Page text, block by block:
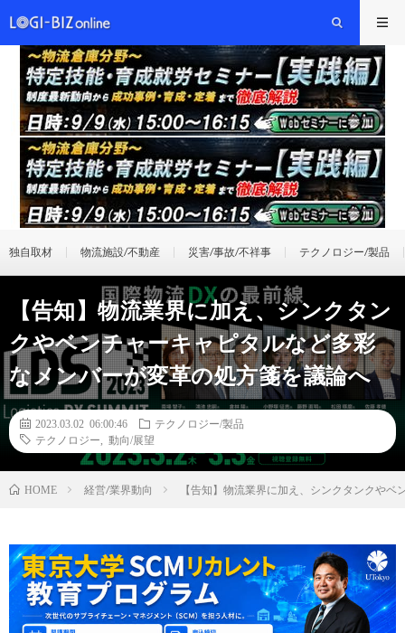
独自取材 物流施設/不動産 災害/事故/不祥事 テクノロジー/製品
【告知】物流業界に加え、シンクタン
クやベンチャーキャピタルなど多彩
なメンバーが変革の処方箋を議論へ
2023.03.02 06:00:46
テクノロジー/製品
テクノロジー
動向/展望
HOME 経営/業界動向 【告知】物流業界に加え、シンクタンクや